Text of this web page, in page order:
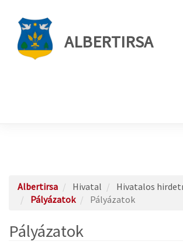
ALBERTIRSA
Albertirsa Hivatal
Hivatalos
Pályázatok
Pályázatok
Pályázatok